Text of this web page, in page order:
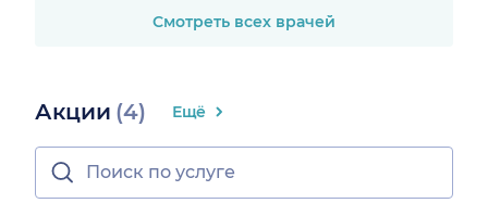
Смотреть всех врачей
Акции (4) Ещё